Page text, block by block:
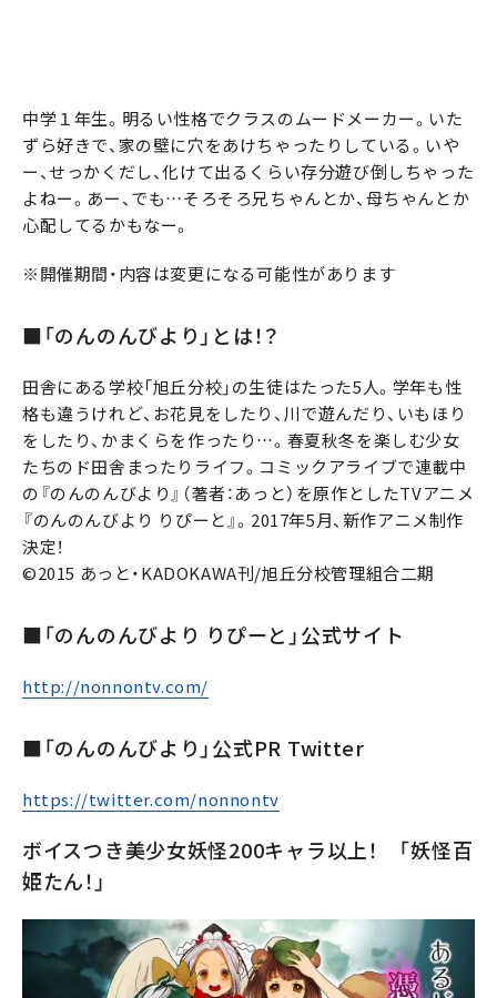
中学１年生。明るい性格でクラスのムードメーカー。いた
ずら好きで、家の壁に穴をあけちゃったりしている。いや
ー、せっかくだし、化けて出るくらい存分遊び倒しちゃった
よねー。あー、でも…そろそろ兄ちゃんとか、母ちゃんとか
心配してるかもなー。
※開催期間・内容は変更になる可能性があります
■「のんのんびより」とは！？
田舎にある学校「旭丘分校」の生徒はたった5人。学年も性
格も違うけれど、お花見をしたり、川で遊んだり、いもほり
をしたり、かまくらを作ったり…。春夏秋冬を楽しむ少女
たちのド田舎まったりライフ。コミックアライブで連載中
の『のんのんびより』（著者：あっと）を原作としたTVアニメ
『のんのんびより りぴーと』。2017年5月、新作アニメ制作
決定！
©2015 あっと・KADOKAWA刊/旭丘分校管理組合二期
■「のんのんびより りぴーと」公式サイト
http://nonnontv.com/
■「のんのんびより」公式PR Twitter
https://twitter.com/nonnontv
ボイスつき美少女妖怪200キャラ以上！ 「妖怪百
姫たん！」